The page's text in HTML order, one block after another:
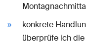
konkrete
überprüfe ich die